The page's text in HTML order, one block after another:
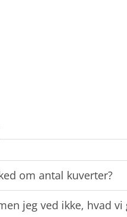
om antal kuverter?
jeg ved ikke, hvad